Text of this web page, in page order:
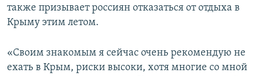
также призывает россиян отказаться от отдыха в
Крыму этим летом.
«Своим знакомым я сейчас очень рекомендую не
ехать в Крым, риски высоки, хотя многие со мной